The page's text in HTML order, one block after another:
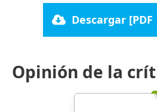
Descargar [PDF
Opinión de la